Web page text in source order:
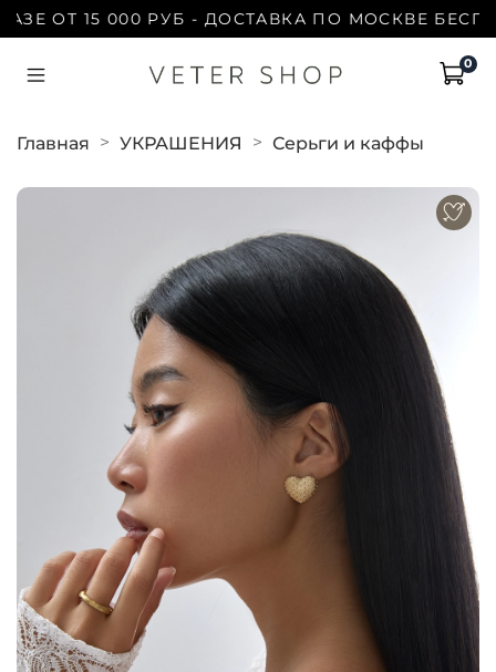
ОТ 15 000 РУБ - ДОСТАВКА ПО МОСКВЕ
0
Главная УКРАШЕНИЯ Серьги и каффы